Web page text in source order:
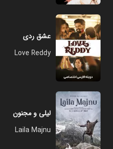
عشق ردی
Love Reddy
لیلی و مجنون
Laila Majnu